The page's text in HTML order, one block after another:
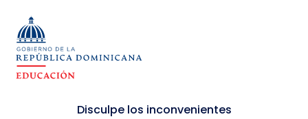
Disculpe los inconvenientes